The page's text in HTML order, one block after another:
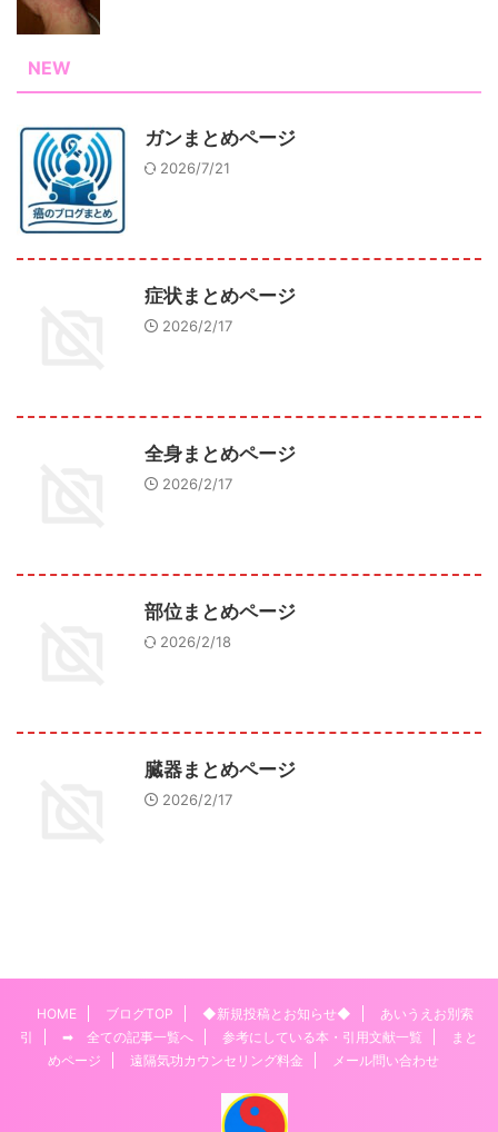
NEW
ガンまとめページ
2026/7/21
症状まとめページ
2026/2/17
全身まとめページ
2026/2/17
部位まとめページ
2026/2/18
臓器まとめページ
2026/2/17
HOME ブログTOP ◆新規投稿とお知らせ◆
あいうえお別索
引
➡ 全ての記事一覧へ 参考にしている本・引用文献一覧
まと
めページ
遠隔気功カウンセリング料金 メール問い合わせ